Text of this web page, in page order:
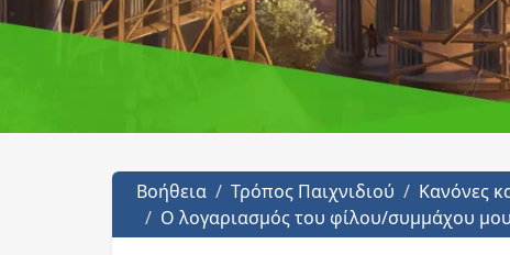
Βοήθεια Τρόπος Παιχνιδιού
Κανόνες
Ο λογαριασμός του φίλου/συμμάχου